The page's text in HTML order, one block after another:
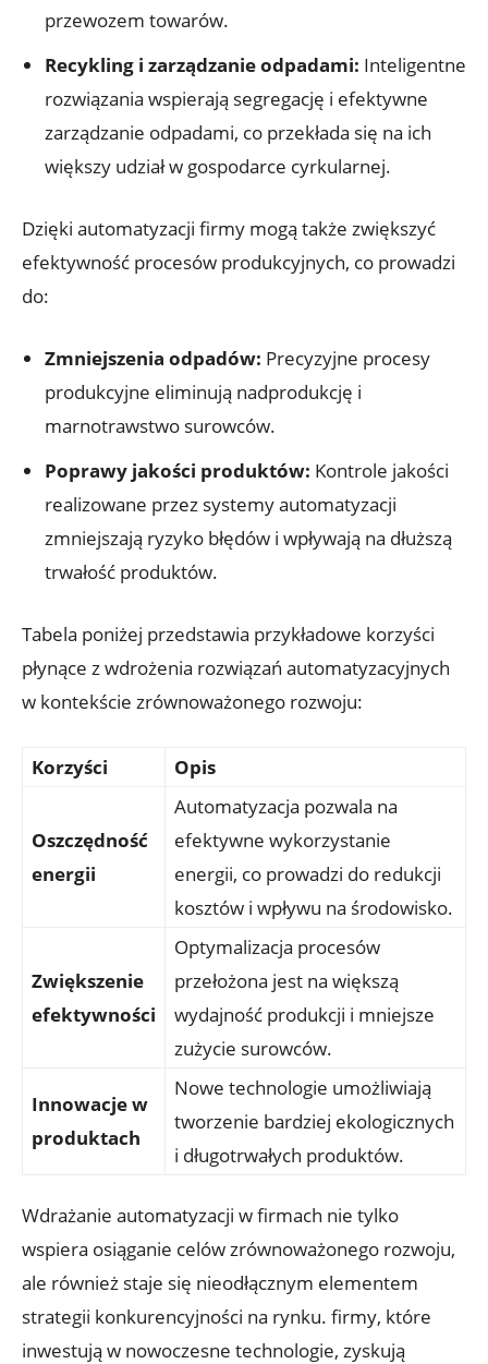
przewozem towarów.
Recykling i zarządzanie odpadami: Inteligentne
rozwiązania wspierają segregację i efektywne
zarządzanie odpadami, co przekłada się na ich
większy udział w gospodarce cyrkularnej.
Dzięki automatyzacji firmy mogą także zwiększyć
efektywność procesów produkcyjnych, co prowadzi
do:
Zmniejszenia odpadów: Precyzyjne procesy
produkcyjne eliminują nadprodukcję i
marnotrawstwo surowców.
Poprawy jakości produktów: Kontrole jakości
realizowane przez systemy automatyzacji
zmniejszają ryzyko błędów i wpływają na dłuższą
trwałość produktów.
Tabela poniżej przedstawia przykładowe korzyści
płynące z wdrożenia rozwiązań automatyzacyjnych
w kontekście zrównoważonego rozwoju:
Korzyści Opis
Oszczędność
energii
Automatyzacja pozwala na
efektywne wykorzystanie
energii, co prowadzi do redukcji
kosztów i wpływu na środowisko.
Zwiększenie
efektywności
Optymalizacja procesów
przełożona jest na większą
wydajność produkcji i mniejsze
zużycie surowców.
Innowacje w
produktach
Nowe technologie umożliwiają
tworzenie bardziej ekologicznych
i długotrwałych produktów.
Wdrażanie automatyzacji w firmach nie tylko
wspiera osiąganie celów zrównoważonego rozwoju,
ale również staje się nieodłącznym elementem
strategii konkurencyjności na rynku. firmy, które
inwestują w nowoczesne technologie, zyskują